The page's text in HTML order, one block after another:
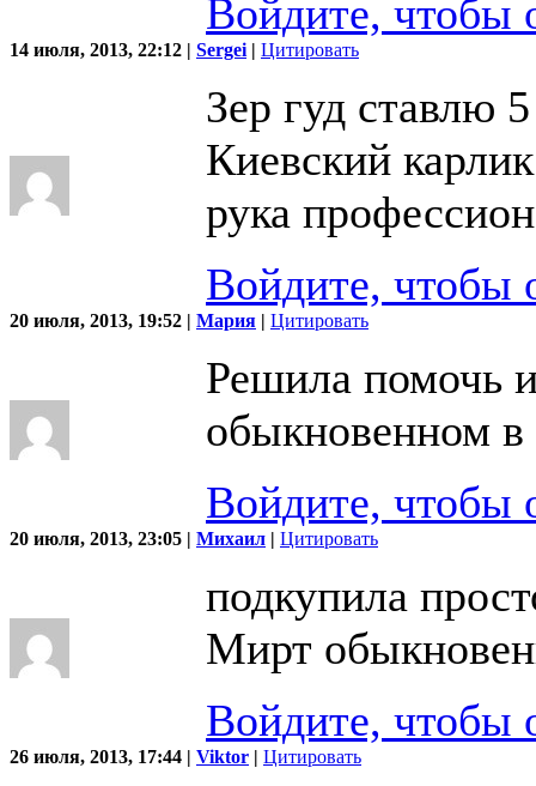
Войдите, чтобы
14 июля, 2013, 22:12 | Sergei | Цитировать
Зер гуд ставлю
Киевский
рука
Войдите, чтобы
20 июля, 2013, 19:52 | Мария | Цитировать
Решила помочь
обыкновенном
Войдите, чтобы
20 июля, 2013, 23:05 | Михаил | Цитировать
подкупила
Мирт
Войдите, чтобы
26 июля, 2013, 17:44 | Viktor | Цитировать